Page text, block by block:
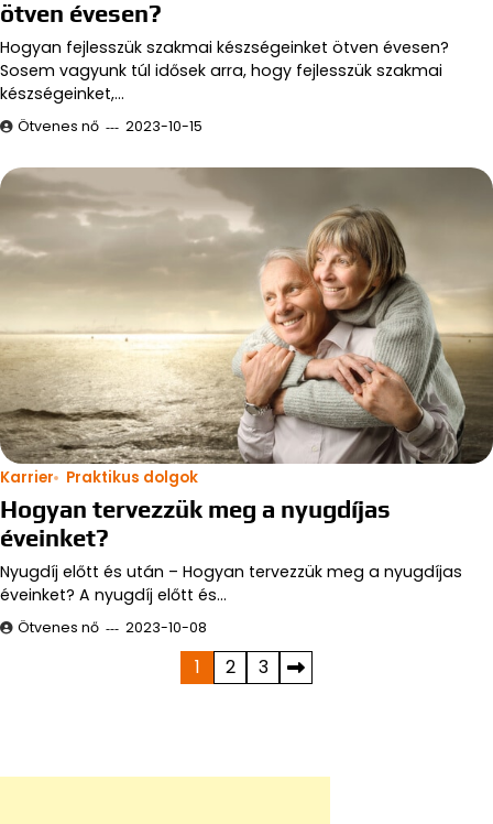
ötven évesen?
Hogyan fejlesszük szakmai készségeinket ötven évesen?
Sosem vagyunk túl idősek arra, hogy fejlesszük szakmai
készségeinket,…
Ötvenes nő 2023-10-15
Karrier Praktikus dolgok
Hogyan tervezzük meg a nyugdíjas
éveinket?
Nyugdíj előtt és után – Hogyan tervezzük meg a nyugdíjas
éveinket? A nyugdíj előtt és…
Ötvenes nő 2023-10-08
1 2 3